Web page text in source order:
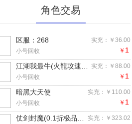
角色交易
实充：￥36.00
区服：268
小号回收 ￥ 1
实充：￥88.00
江湖我最牛(火龍攻速二合一)手游
小号回收 ￥ 1
实充：￥110.00
暗黑大天使
小号回收 ￥ 1
实充：￥323.02
仗剑封魔(0.1折极品侠客任选)H5